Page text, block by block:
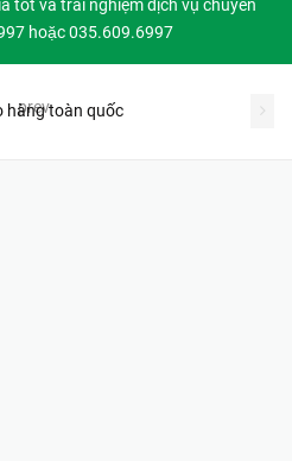
tốt và trải nghiệm dịch vụ chuyên
hoặc 035.609.6997
hàng toàn quốc
prev